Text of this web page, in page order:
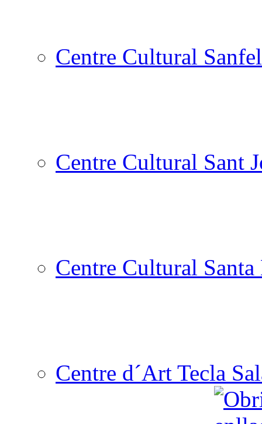
Centre Cultural
Centre Cultural Sant
Centre Cultural
Centre d´Art Tecla